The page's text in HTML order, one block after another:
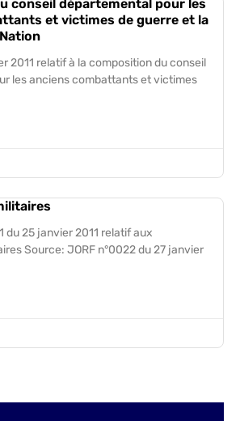
conseil départemental pour les
et victimes de guerre et la
2011 relatif à la composition du conseil
les anciens combattants et victimes
du 25 janvier 2011 relatif aux
Source: JORF n°0022 du 27 janvier